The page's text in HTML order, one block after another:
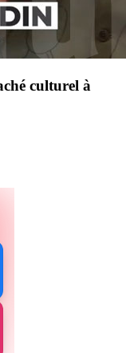
culturel à